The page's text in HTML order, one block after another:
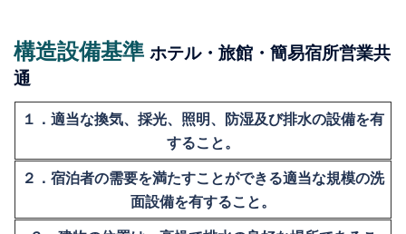
構造設備基準 ホテル・旅館・簡易宿所営業共
通
１．適当な換気、採光、照明、防湿及び排水の設備を有
すること。
２．宿泊者の需要を満たすことができる適当な規模の洗
面設備を有すること。